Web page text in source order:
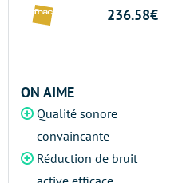
236.58€
ON AIME
Qualité sonore
convaincante
Réduction de bruit